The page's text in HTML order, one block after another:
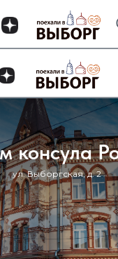
консула
ул. Выборгская, д. 2